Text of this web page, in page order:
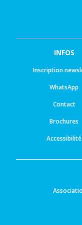
INFOS
Inscription
WhatsApp
Contact
Brochures
Accessibilité